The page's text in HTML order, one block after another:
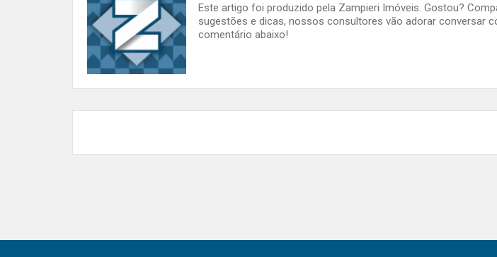
Este artigo foi produzido pela Zampieri Imóveis. Gostou?
sugestões e dicas, nossos consultores vão adorar conversar
comentário abaixo!